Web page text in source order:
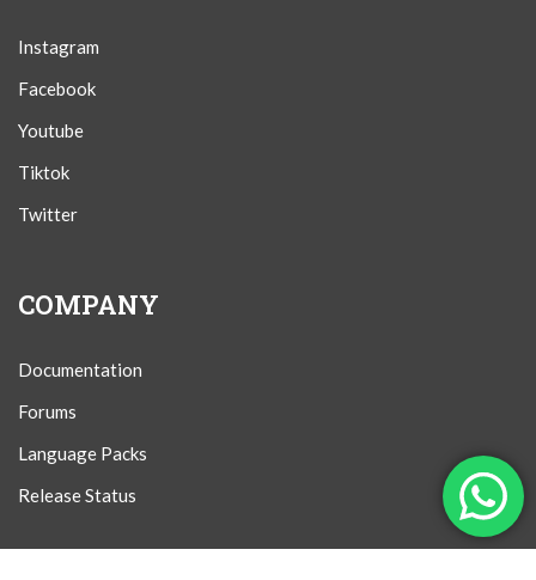
Instagram
Facebook
Youtube
Tiktok
Twitter
COMPANY
Documentation
Forums
Language Packs
Release Status